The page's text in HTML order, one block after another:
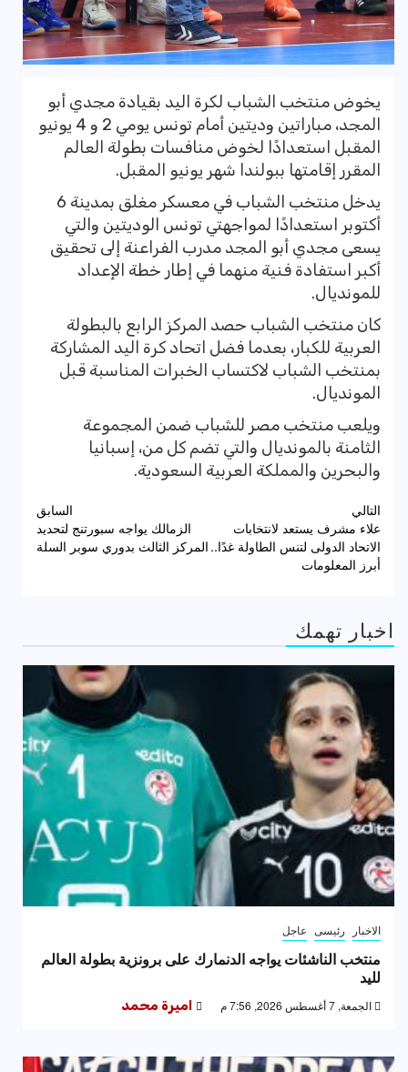
يخوض منتخب الشباب لكرة اليد بقيادة مجدي أبو
المجد، مباراتين وديتين أمام تونس يومي 2 و 4 يونيو
المقبل استعدادًا لخوض منافسات بطولة العالم
المقرر إقامتها ببولندا شهر يونيو المقبل.
يدخل منتخب الشباب في معسكر مغلق بمدينة 6
أكتوبر استعدادًا لمواجهتي تونس الوديتين والتي
يسعى مجدي أبو المجد مدرب الفراعنة إلى تحقيق
أكبر استفادة فنية منهما في إطار خطة الإعداد
للمونديال.
كان منتخب الشباب حصد المركز الرابع بالبطولة
العربية للكبار، بعدما فضل اتحاد كرة اليد المشاركة
بمنتخب الشباب لاكتساب الخبرات المناسبة قبل
المونديال.
ويلعب منتخب مصر للشباب ضمن المجموعة
الثامنة بالمونديال والتي تضم كل من، إسبانيا
والبحرين والمملكة العربية السعودية.
تصفّح
المقالات
السابق
الزمالك يواجه سبورتنج لتحديد
المركز الثالث بدوري سوبر السلة
التالي
علاء مشرف يستعد لانتخابات
الاتحاد الدولى لتنس الطاولة غدًا..
أبرز المعلومات
اخبار تهمك
الاخبار رئيسى عاجل
منتخب الناشئات يواجه الدنمارك على برونزية بطولة العالم
لليد
الجمعة, 7 أغسطس 2026, 7:56 م اميرة محمد